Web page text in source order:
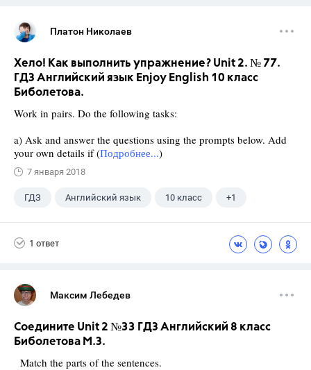
Платон Николаев
Хело! Как выполнить упражнение? Unit 2. № 77.
ГДЗ Английский язык Enjoy English 10 класс
Биболетова.
Work in pairs. Do the following tasks:
a) Ask and answer the questions using the prompts below. Add
your own details if (Подробнее...)
7 января 2018
ГДЗ Английский язык 10 класс +1
1 ответ
Максим Лебедев
Соедините Unit 2 №33 ГДЗ Английский 8 класс
Биболетова М.З.
Match the parts of the sentences.